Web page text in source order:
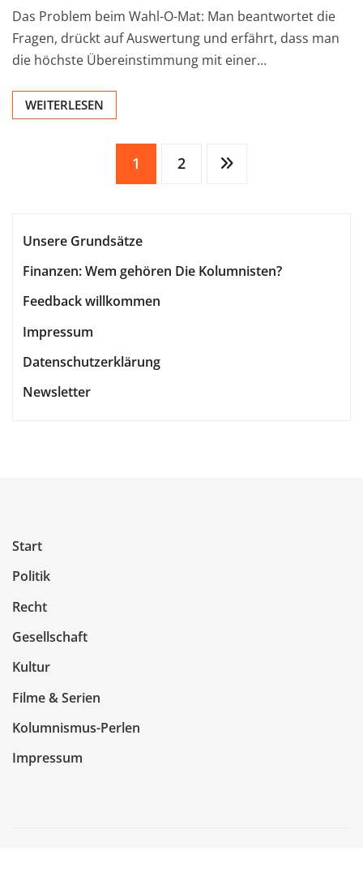
Das Problem beim Wahl-O-Mat: Man beantwortet die
Fragen, drückt auf Auswertung und erfährt, dass man
die höchste Übereinstimmung mit einer…
WEITERLESEN
Seitennummerierung
Beiträge
1 2
Unsere Grundsätze
Finanzen: Wem gehören Die Kolumnisten?
Feedback willkommen
Impressum
Datenschutzerklärung
Newsletter
Start
Politik
Recht
Gesellschaft
Kultur
Filme & Serien
Kolumnismus-Perlen
Impressum